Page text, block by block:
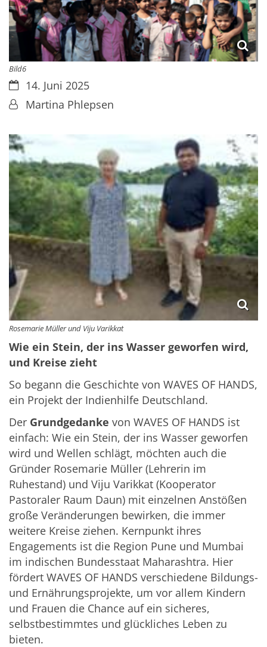
Bild6
Datum:14. Juni 2025
Von:Martina Phlepsen
Rosemarie Müller und Viju Varikkat
Wie ein Stein, der ins Wasser geworfen wird,
und Kreise zieht
So begann die Geschichte von WAVES OF HANDS,
ein Projekt der Indienhilfe Deutschland.
Der Grundgedanke von WAVES OF HANDS ist
einfach: Wie ein Stein, der ins Wasser geworfen
wird und Wellen schlägt, möchten auch die
Gründer Rosemarie Müller (Lehrerin im
Ruhestand) und Viju Varikkat (Kooperator
Pastoraler Raum Daun) mit einzelnen Anstößen
große Veränderungen bewirken, die immer
weitere Kreise ziehen. Kernpunkt ihres
Engagements ist die Region Pune und Mumbai
im indischen Bundesstaat Maharashtra. Hier
fördert WAVES OF HANDS verschiedene Bildungs-
und Ernährungsprojekte, um vor allem Kindern
und Frauen die Chance auf ein sicheres,
selbstbestimmtes und glückliches Leben zu
bieten.